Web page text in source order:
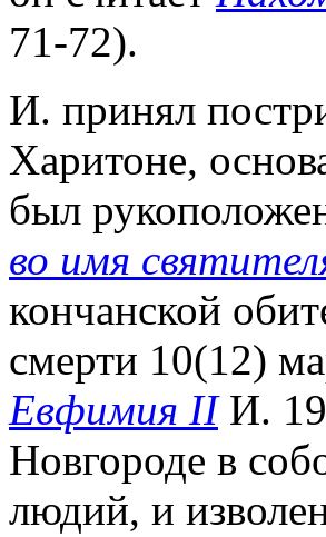
71-72).
И. принял
Харитоне,
был
во имя
кончанской
смерти 10(12)
Евфимия IIИ. 19
Новгороде в
людий, и